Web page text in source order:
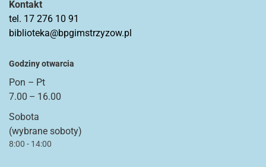
Kontakt
tel. 17 276 10 91
biblioteka@bpgimstrzyzow.pl
Godziny otwarcia
Pon – Pt
7.00 – 16.00
Sobota
(wybrane soboty)
8:00 - 14:00